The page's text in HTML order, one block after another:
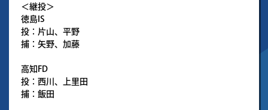
＜継投＞
徳島IS
投：片山、平野
捕：矢野、加藤
高知FD
投：西川、上里田
捕：飯田